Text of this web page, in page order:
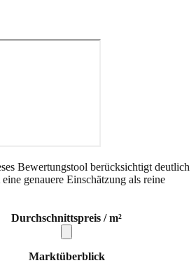
Bewertungstool berücksichtigt deutlich
genauere Einschätzung als reine
Durchschnittspreis / m²
Marktüberblick